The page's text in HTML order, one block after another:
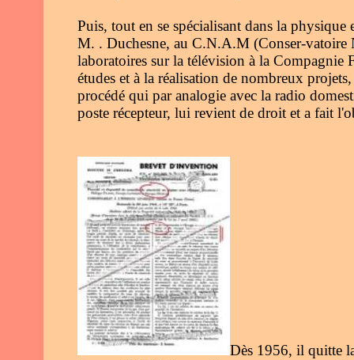
Puis, tout en se spécialisant dans la
M. . Duchesne, au C.N.A.M (Conser-vatoire
laboratoires sur la télévision à la
études et à la réalisation de nombreux
procédé qui par analogie avec la radio
poste récepteur, lui revient de droit et a fait
Dès 1956, il quitte